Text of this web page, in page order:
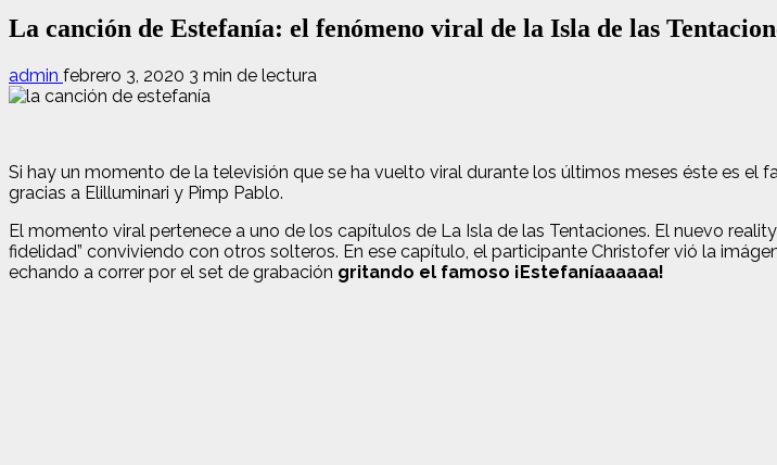
La canción de Estefanía: el fenómeno viral de la Isla de las
admin febrero 3, 2020 3 min de lectura
Si hay un momento de la televisión que se ha vuelto viral durante los últimos meses éste es el
gracias a Elilluminari y Pimp Pablo.
El momento viral pertenece a uno de los capítulos de La Isla de las Tentaciones. El nuevo
fidelidad” conviviendo con otros solteros. En ese capítulo, el participante Christofer vió la
echando a correr por el set de grabación gritando el famoso ¡Estefaníaaaaaa!